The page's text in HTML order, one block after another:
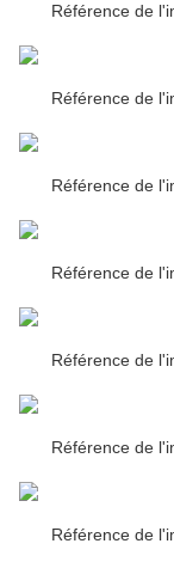
Référence de
Référence de
Référence de
Référence de
Référence de
Référence de
Référence de